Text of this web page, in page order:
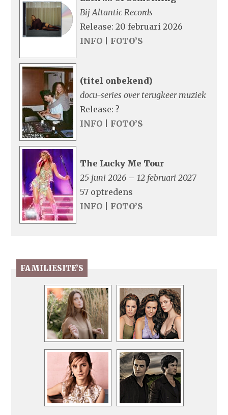
Bij Altantic Records
Release: 20 februari 2026
INFO
FOTO’S
(titel onbekend)
docu-series over terugkeer muziek
Release: ?
INFO
FOTO’S
The Lucky Me Tour
25 juni 2026 – 12 februari 2027
57 optredens
INFO
FOTO’S
FAMILIESITE’S